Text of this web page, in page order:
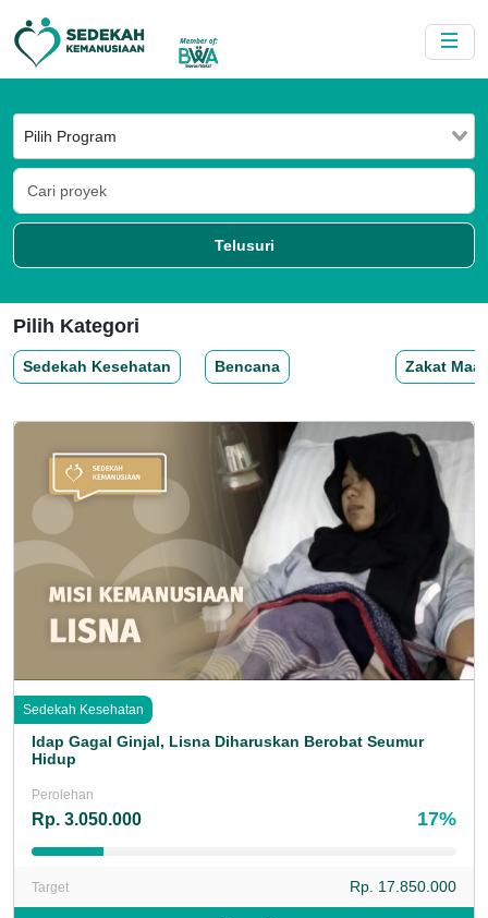
Telusuri
Pilih Kategori
Sedekah Kesehatan Bencana Zakat Maal
Sedekah Kesehatan
Idap Gagal Ginjal, Lisna Diharuskan Berobat Seumur
Hidup
Perolehan
Rp. 3.050.000 17%
Target Rp. 17.850.000